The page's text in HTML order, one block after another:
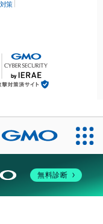
策
無料診断